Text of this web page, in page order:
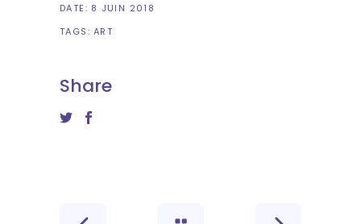
DATE: 8 JUIN 2018
TAGS: ART
Share